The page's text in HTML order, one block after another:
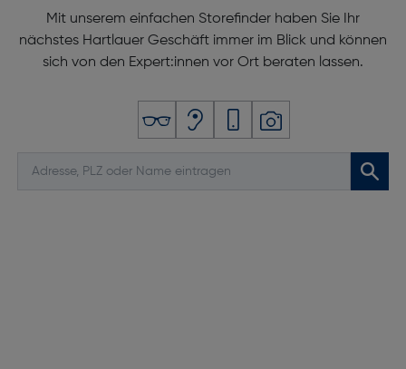
Mit unserem einfachen Storefinder haben Sie Ihr
nächstes Hartlauer Geschäft immer im Blick und können
sich von den Expert:innen vor Ort beraten lassen.